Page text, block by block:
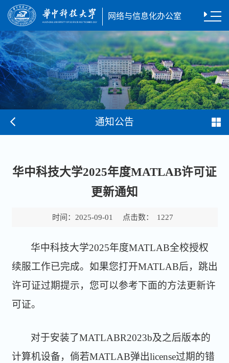
网络与信息化办公室
通知公告
华中科技大学2025年度MATLAB许可证
更新通知
时间： 2025-09-01 点击数： 1227
华中科技大学2025年度MATLAB全校授权
续服工作已完成。如果您打开MATLAB后，跳出
许可证过期提示，您可以参考下面的方法更新许
可证。
对于安装了MATLABR2023b及之后版本的
计算机设备，倘若MATLAB弹出license过期的错